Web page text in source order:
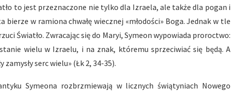
to jest przeznaczone nie tylko dla Izraela, ale także dla pogan i
w ramiona chwałę wiecznej «młodości» Boga. Jednak w tle
Światło. Zwracając się do Maryi, Symeon wypowiada proroctwo:
wielu w Izraelu, i na znak, któremu sprzeciwiać się będą. A
serc wielu» (Łk 2, 34-35).
Symeona rozbrzmiewają w licznych świątyniach Nowego